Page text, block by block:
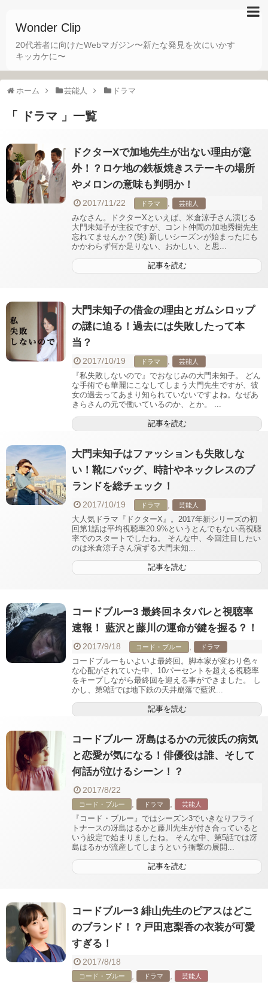
Wonder Clip
20代若者に向けたWebマガジン〜新たな発見を次にいかす
キッカケに〜
ホーム 芸能人 ドラマ
「 ドラマ 」一覧
ドクターXで加地先生が出ない理由が意
外！？ロケ地の鉄板焼きステーキの場所
やメロンの意味も判明か！
2017/11/22 ドラマ , 芸能人
みなさん。ドクターXといえば、米倉涼子さん演じる
大門未知子が主役ですが、コント仲間の加地秀樹先生
忘れてませんか？(笑) 新しいシーズンが始まったにも
かかわらず何か足りない、おかしい、と思...
記事を読む
大門未知子の借金の理由とガムシロップ
の謎に迫る！過去には失敗したって本
当？
2017/10/19 ドラマ , 芸能人
『私失敗しないので』でおなじみの大門未知子。 どん
な手術でも華麗にこなしてしまう大門先生ですが、彼
女の過去ってあまり知られていないですよね。なぜあ
きらさんの元で働いているのか、とか。 ...
記事を読む
大門未知子はファッションも失敗しな
い！靴にバッグ、時計やネックレスのブ
ランドを総チェック！
2017/10/19 ドラマ , 芸能人
大人気ドラマ『ドクターX』。2017年新シリーズの初
回第1話は平均視聴率20.9%というとんでもない高視聴
率でのスタートでしたね。 そんな中、今回注目したい
のは米倉涼子さん演ずる大門未知...
記事を読む
コードブルー3 最終回ネタバレと視聴率
速報！ 藍沢と藤川の運命が鍵を握る？！
2017/9/18 コード・ブルー , ドラマ
コードブルーもいよいよ最終回。脚本家が変わり色々
な心配がされていた中、10パーセントを超える視聴率
をキープしながら最終回を迎える事ができました。 し
かし、第9話では地下鉄の天井崩落で藍沢...
記事を読む
コードブルー 冴島はるかの元彼氏の病気
と恋愛が気になる！俳優役は誰、そして
何話が泣けるシーン！？
2017/8/22
コード・ブルー , ドラマ , 芸能人
『コード・ブルー』ではシーズン3でいきなりフライ
トナースの冴島はるかと藤川先生が付き合っていると
いう設定で始まりましたね。 そんな中、第5話では冴
島はるかが流産してしまうという衝撃の展開...
記事を読む
コードブルー3 緋山先生のピアスはどこ
のブランド！？戸田恵梨香の衣装が可愛
すぎる！
2017/8/18
コード・ブルー , ドラマ , 芸能人